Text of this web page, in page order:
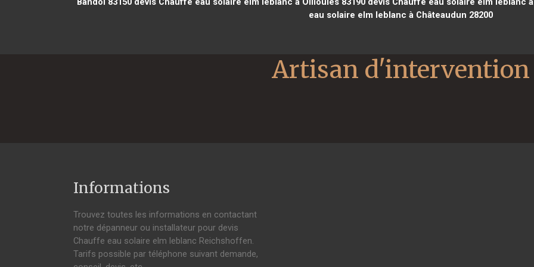
eau solaire elm leblanc à Châteaudun 28200
Informations
Trouvez toutes les informations en contactant
notre dépanneur ou installateur pour devis
Chauffe eau solaire elm leblanc Reichshoffen.
Tarifs possible par téléphone suivant demande,
Artisan d'intervention